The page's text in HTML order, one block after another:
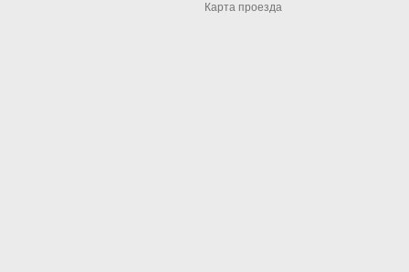
Карта проезда